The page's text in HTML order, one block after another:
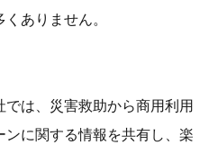
ありません。
は、災害救助から商用利用
ンに関する情報を共有し、楽